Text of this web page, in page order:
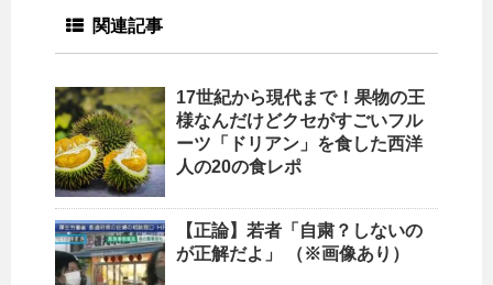
関連記事
17世紀から現代まで！果物の王
様なんだけどクセがすごいフル
ーツ「ドリアン」を食した西洋
人の20の食レポ
【正論】若者「自粛？しないの
が正解だよ」 （※画像あり）